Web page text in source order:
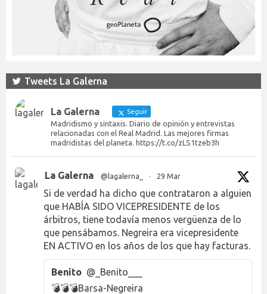
Tweets La Galerna
La Galerna Seguir
Madridismo y sintaxis. Diario de opinión y entrevistas
relacionadas con el Real Madrid. Las mejores firmas
madridistas del planeta. https://t.co/zLS1tzeb3h
La Galerna @lagalerna_ · 29 Mar
Si de verdad ha dicho que contrataron a alguien
que HABÍA SIDO VICEPRESIDENTE de los
árbitros, tiene todavía menos vergüenza de lo
que pensábamos. Negreira era vicepresidente
EN ACTIVO en los años de los que hay facturas.
Benito @_Benito___
💣💣💣Barsa-Negreira